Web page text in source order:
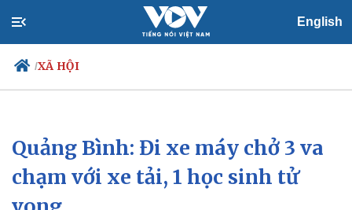
English
/XÃ HỘI
Chính trị
Đảng
Tổ chức nhân sự
Quốc hội
Xã hội
Tin 24h
Dự báo thời tiết
Quảng Bình: Đi xe máy chở 3 va
chạm với xe tải, 1 học sinh tử